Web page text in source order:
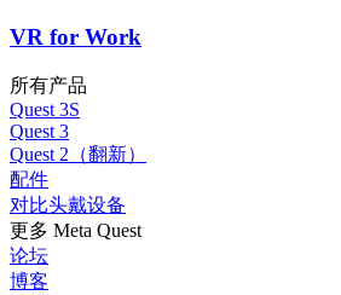
VR for Work
所有产品
Quest 3S
Quest 3
Quest 2（翻新）
配件
对比头戴设备
更多 Meta Quest
论坛
博客